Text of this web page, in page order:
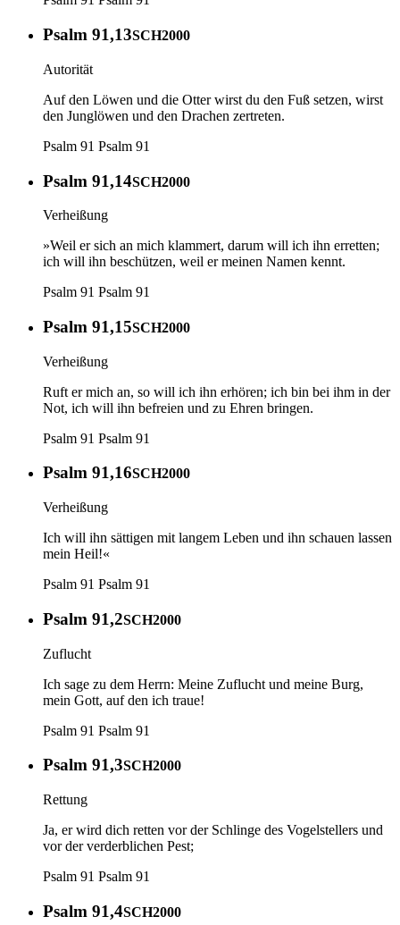
Psalm 91,13SCH2000
Autorität
Auf den Löwen und die Otter wirst du den Fuß setzen, wirst
den Junglöwen und den Drachen zertreten.
Psalm 91 Psalm 91
Psalm 91,14SCH2000
Verheißung
»Weil er sich an mich klammert, darum will ich ihn erretten;
ich will ihn beschützen, weil er meinen Namen kennt.
Psalm 91 Psalm 91
Psalm 91,15SCH2000
Verheißung
Ruft er mich an, so will ich ihn erhören; ich bin bei ihm in der
Not, ich will ihn befreien und zu Ehren bringen.
Psalm 91 Psalm 91
Psalm 91,16SCH2000
Verheißung
Ich will ihn sättigen mit langem Leben und ihn schauen lassen
mein Heil!«
Psalm 91 Psalm 91
Psalm 91,2SCH2000
Zuflucht
Ich sage zu dem Herrn: Meine Zuflucht und meine Burg,
mein Gott, auf den ich traue!
Psalm 91 Psalm 91
Psalm 91,3SCH2000
Rettung
Ja, er wird dich retten vor der Schlinge des Vogelstellers und
vor der verderblichen Pest;
Psalm 91 Psalm 91
Psalm 91,4SCH2000